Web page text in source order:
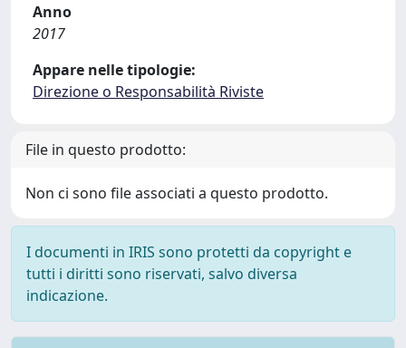
Anno
2017
Appare nelle tipologie:
Direzione o Responsabilità Riviste
File in questo prodotto:
Non ci sono file associati a questo prodotto.
I documenti in IRIS sono protetti da copyright e
tutti i diritti sono riservati, salvo diversa
indicazione.